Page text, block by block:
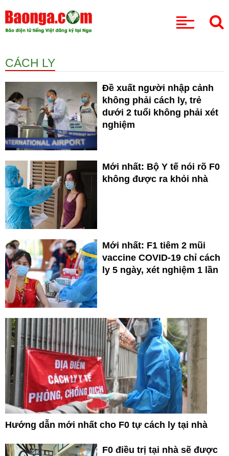
CÁCH LY
Đề xuất người nhập cảnh
không phải cách ly, trẻ
dưới 2 tuổi không phải xét
nghiệm
Mới nhất: Bộ Y tế nói rõ F0
không được ra khỏi nhà
Mới nhất: F1 tiêm 2 mũi
vaccine COVID-19 chỉ cách
ly 5 ngày, xét nghiệm 1 lần
Hướng dẫn mới nhất cho F0 tự cách ly tại nhà
F0 điều trị tại nhà sẽ được